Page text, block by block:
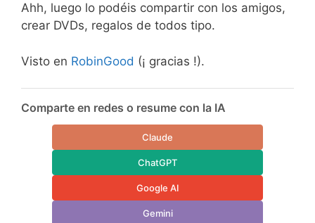
Ahh, luego lo podéis compartir con los amigos,
crear DVDs, regalos de todos tipo.
Visto en RobinGood (¡ gracias !).
Comparte en redes o resume con la IA
Claude
ChatGPT
Google AI
Gemini